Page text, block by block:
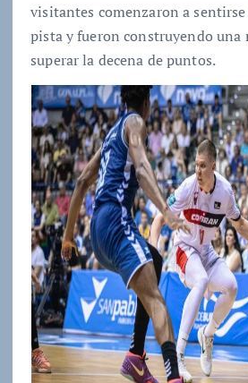
visitantes comenzaron a
pista y fueron construyendo una
superar la decena de puntos.